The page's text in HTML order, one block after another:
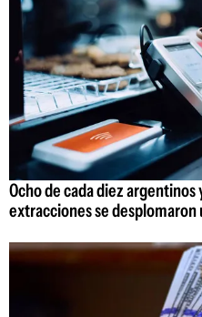
Ocho de cada diez
extracciones se desplomaron